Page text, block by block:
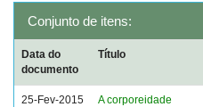
Conjunto de itens:
Data do
documento
Título
25-Fev-2015
A corporeidade